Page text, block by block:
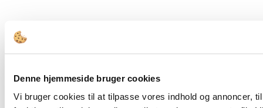
Denne hjemmeside bruger cookies
Vi bruger cookies til at tilpasse vores indhold og annoncer,
Bestyrelsesopgaver
Bestyrelsesledelse
Den Offentlige Styringskæde